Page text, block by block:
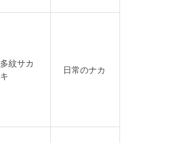
多紋サカ
キ
日常のナカ